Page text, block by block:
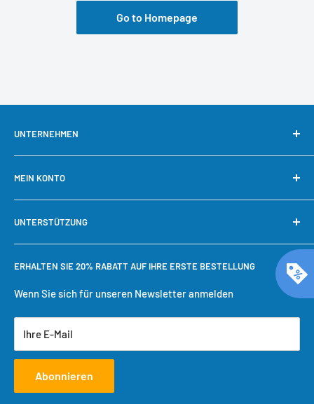
Go to Homepage
UNTERNEHMEN
Über uns
Kontaktieren Sie uns
Unsere Garantie
Warum bei Cool Toner kaufen?
MEIN KONTO
Mein Konto
Schnelle Nachbestellung
Bestellung verfolgen
Einkaufswagen
Benutzerkonto erstellen
UNTERSTÜTZUNG
Benötigen Sie Hilfe?
Versandbedingungen
Rückgaberecht
Servicebedingungen
ERHALTEN SIE 20% RABATT AUF IHRE ERSTE BESTELLUNG
Wenn Sie sich für unseren Newsletter anmelden
Ihre E-Mail
Abonnieren